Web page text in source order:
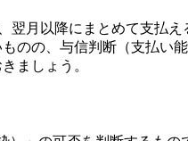
月以降にまとめて支払
のの、与信判断（支払
ましょう。